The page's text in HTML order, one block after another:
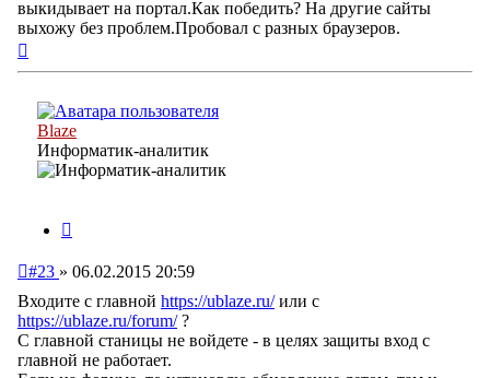
выкидывает на портал.Как победить? На другие сайты
выхожу без проблем.Пробовал с разных браузеров.
Blaze
Информатик-аналитик
Непрочитанное
#23 » 06.02.2015 20:59
Входите с главной https://ublaze.ru/или с
https://ublaze.ru/forum/?
С главной станицы не войдете - в целях защиты вход с
главной не работает.